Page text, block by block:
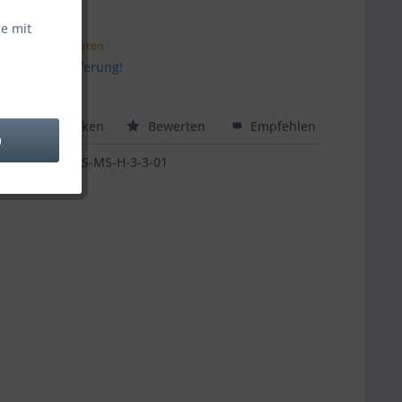
*
zzgl. Versandkosten
Lieferung!
Merken Bewerten Empfehlen
US-MS-H-3-3-01
mit